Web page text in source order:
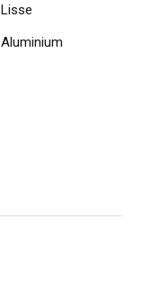
Lisse
Aluminium